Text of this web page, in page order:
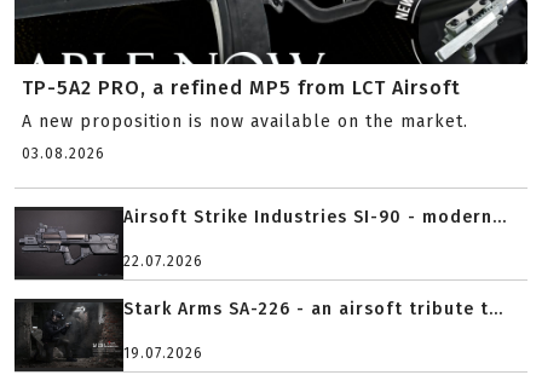
TP-5A2 PRO, a refined MP5 from LCT Airsoft
A new proposition is now available on the market.
03.08.2026
Airsoft Strike Industries SI-90 - modern...
22.07.2026
Stark Arms SA-226 - an airsoft tribute t...
19.07.2026